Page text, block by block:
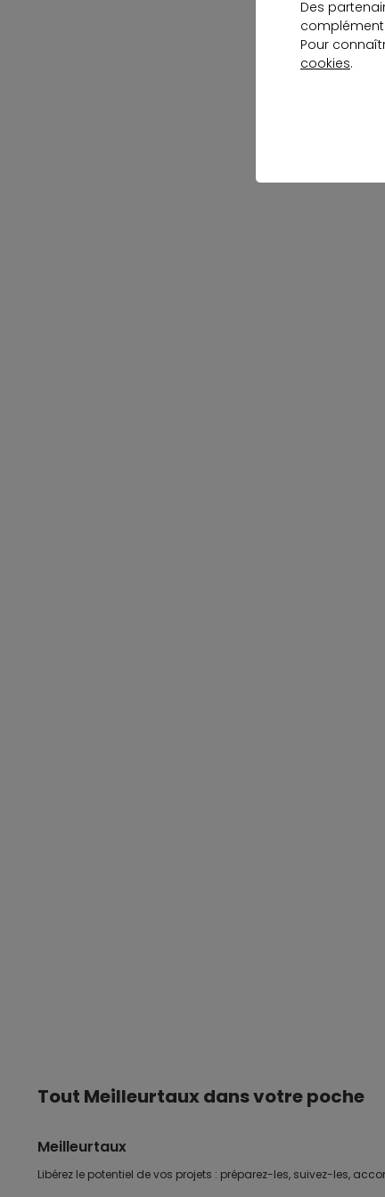
Tout Meilleurtaux dans votre poche
Meilleurtaux
Libérez le potentiel de vos projets : préparez-les, suivez-les,
Des
Pour
cookies.